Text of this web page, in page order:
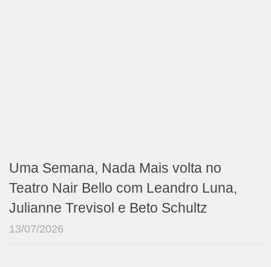
Uma Semana, Nada Mais volta no
Teatro Nair Bello com Leandro Luna,
Julianne Trevisol e Beto Schultz
13/07/2026